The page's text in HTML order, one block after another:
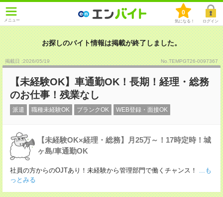
メニュー
0
気になる！ ログイン
お探しのバイト情報は掲載が終了しました。
掲載日 :2026/05/19 No.TEMPGT26-0097367
【未経験OK】車通勤OK！長期！経理・総務
のお仕事！残業なし
派遣 職種未経験OK ブランクOK WEB登録・面接OK
【未経験OK×経理・総務】月25万～！17時定時！城
ヶ島/車通勤OK
社員の方からのOJTあり！未経験から管理部門で働くチャンス！
...も
っとみる